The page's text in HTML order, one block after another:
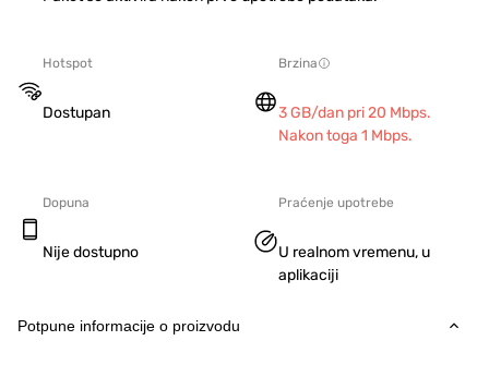
Hotspot
Dostupan
Brzina
3 GB/dan pri 20 Mbps.
Nakon toga 1 Mbps.
Dopuna
Nije dostupno
Praćenje upotrebe
U realnom vremenu, u
aplikaciji
Potpune informacije o proizvodu